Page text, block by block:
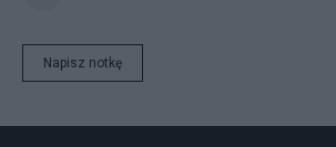
Napisz notkę